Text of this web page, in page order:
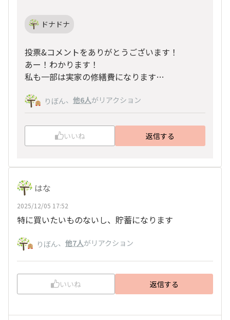
ドナドナ
投票&コメントをありがとうございます！
あー！わかります！
私も一部は実家の修繕費になります…
りぼん、 他6人がリアクション
いいね 返信する
はな
2025/12/05 17:52
特に買いたいものないし、貯蓄になります
りぼん、 他7人がリアクション
いいね 返信する